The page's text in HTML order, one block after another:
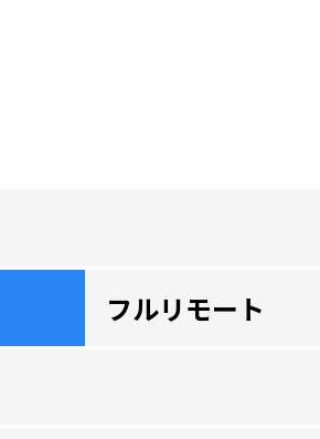
フルリモート